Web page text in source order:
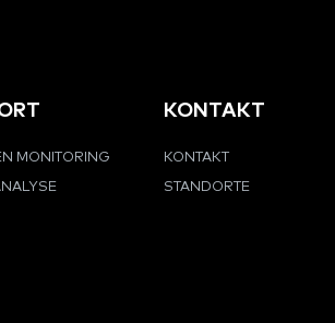
MONITORING
KONTAKT
KONTAKT
STANDORTE